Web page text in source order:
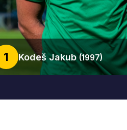
1 Kodeš Jakub (1997)